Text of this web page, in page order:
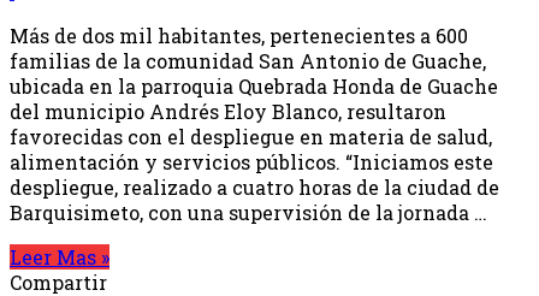
Más de dos mil habitantes, pertenecientes a 600
familias de la comunidad San Antonio de Guache,
ubicada en la parroquia Quebrada Honda de Guache
del municipio Andrés Eloy Blanco, resultaron
favorecidas con el despliegue en materia de salud,
alimentación y servicios públicos. “Iniciamos este
despliegue, realizado a cuatro horas de la ciudad de
Barquisimeto, con una supervisión de la jornada …
Leer Mas »
Compartir